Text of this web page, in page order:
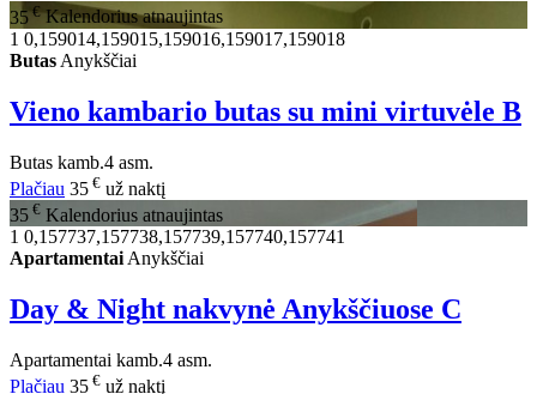
35€ Kalendorius atnaujintas
1 0,159014,159015,159016,159017,159018
Butas Anykščiai
Vieno kambario butas su mini virtuvėle B
Butas kamb.4 asm.
Plačiau 35 € už naktį
35 € Kalendorius atnaujintas
1 0,157737,157738,157739,157740,157741
Apartamentai Anykščiai
Day & Night nakvynė Anykščiuose C
Apartamentai kamb.4 asm.
Plačiau 35 € už naktį